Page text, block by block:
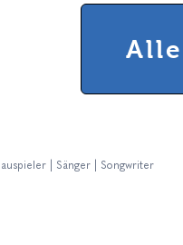
| Sänger | Songwriter